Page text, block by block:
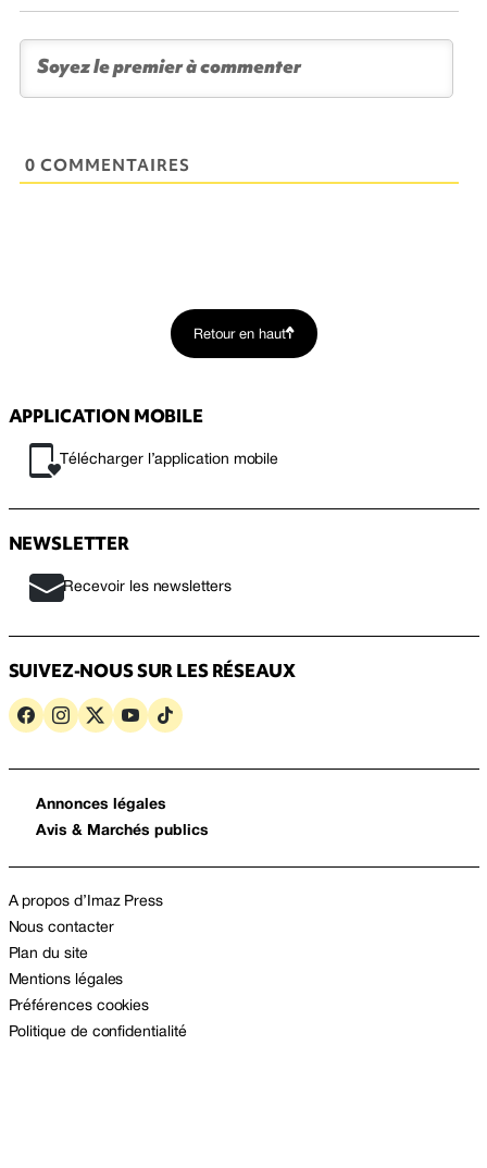
0 COMMENTAIRES
Retour en haut
APPLICATION MOBILE
Télécharger l’application mobile
NEWSLETTER
Recevoir les newsletters
SUIVEZ-NOUS SUR LES RÉSEAUX
Annonces légales
Avis & Marchés publics
A propos d’Imaz Press
Nous contacter
Plan du site
Mentions légales
Préférences cookies
Politique de confidentialité